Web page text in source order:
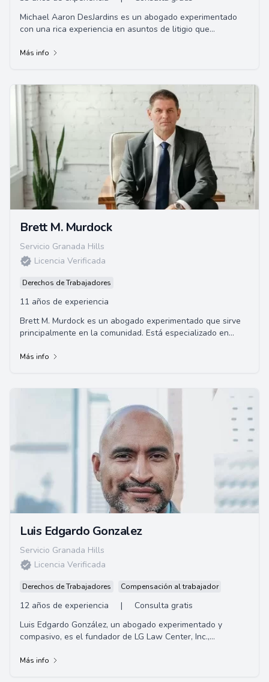
Michael Aaron DesJardins es un abogado experimentado
con una rica experiencia en asuntos de litigio que
Más info
Brett M. Murdock
Servicio Granada Hills
Licencia Verificada
Derechos de Trabajadores
11 años de experiencia
Brett M. Murdock es un abogado experimentado que sirve
principalmente en la comunidad. Está especializado en
Más info
Luis Edgardo Gonzalez
Servicio Granada Hills
Licencia Verificada
Derechos de Trabajadores Compensación al trabajador
12 años de experiencia |
Consulta gratis
Luis Edgardo González, un abogado experimentado y
compasivo, es el fundador de LG Law Center, Inc.,
Más info